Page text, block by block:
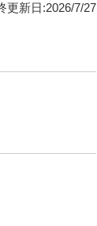
更新日:2026/7/27